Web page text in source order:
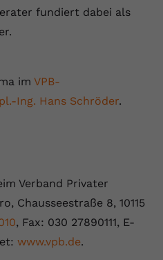
fundiert dabei als
im VPB-
Ing. Hans Schröder.
Verband Privater
Chausseestraße 8, 10115
, Fax: 030 27890111, E-
www.vpb.de.